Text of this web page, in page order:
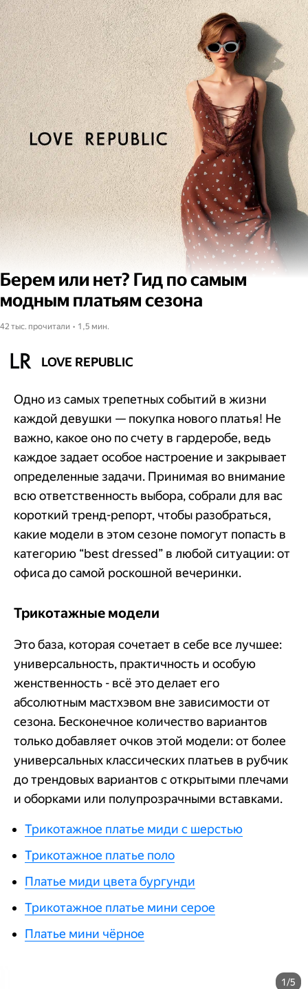
Берем или нет? Гид по самым
модным платьям сезона
42 тыс. прочитали • 1,5 мин.
LOVE REPUBLIC
Одно из самых трепетных событий в жизни
каждой девушки — покупка нового платья! Не
важно, какое оно по счету в гардеробе, ведь
каждое задает особое настроение и закрывает
определенные задачи. Принимая во внимание
всю ответственность выбора, собрали для вас
короткий тренд-репорт, чтобы разобраться,
какие модели в этом сезоне помогут попасть в
категорию “best dressed” в любой ситуации: от
офиса до самой роскошной вечеринки.
Трикотажные модели
Это база, которая сочетает в себе все лучшее:
универсальность, практичность и особую
женственность - всё это делает его
абсолютным мастхэвом вне зависимости от
сезона. Бесконечное количество вариантов
только добавляет очков этой модели: от более
универсальных классических платьев в рубчик
до трендовых вариантов с открытыми плечами
и оборками или полупрозрачными вставками.
Трикотажное платье миди с шерстью
Трикотажное платье поло
Платье миди цвета бургунди
Трикотажное платье мини серое
Платье мини чёрное
1/5